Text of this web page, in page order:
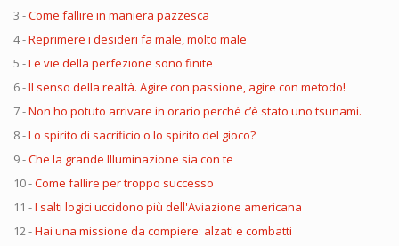
3 -Come fallire in maniera pazzesca
4 -Reprimere i desideri fa male, molto male
5 -Le vie della perfezione sono finite
6 -Il senso della realtà. Agire con passione, agire con metodo!
7 -Non ho potuto arrivare in orario perché c’è stato uno tsunami.
8 -Lo spirito di sacrificio o lo spirito del gioco?
9 -Che la grande Illuminazione sia con te
10 -Come fallire per troppo successo
11 -I salti logici uccidono più dell'Aviazione americana
12 -Hai una missione da compiere: alzati e combatti